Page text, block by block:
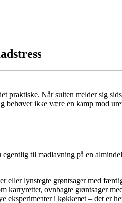
Når sulten melder sig
behøver ikke være en kamp mod
til madlavning på en
eller lynstegte grøntsager med
karryretter, ovnbagte grøntsager
eksperimenter i køkkenet – det er